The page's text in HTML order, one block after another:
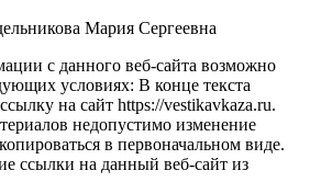
Мария Сергеевна
с данного веб-сайта возможно
условиях: В конце текста
на сайт https://vestikavkaza.ru.
недопустимо изменение
в первоначальном виде.
ссылки на данный веб-сайт из